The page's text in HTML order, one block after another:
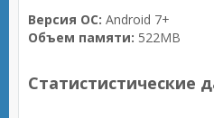
Версия ОС: Android 7+
Объем памяти: 522MB
Статистистические